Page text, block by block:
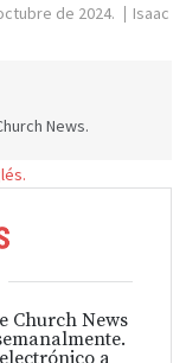
de 2024.
Isaac
News.
Church News